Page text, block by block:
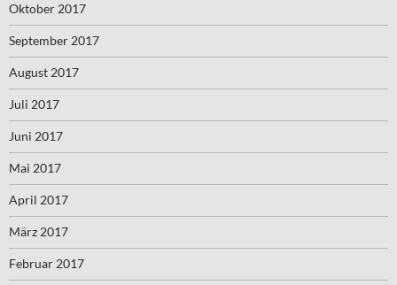
Oktober 2017
September 2017
August 2017
Juli 2017
Juni 2017
Mai 2017
April 2017
März 2017
Februar 2017